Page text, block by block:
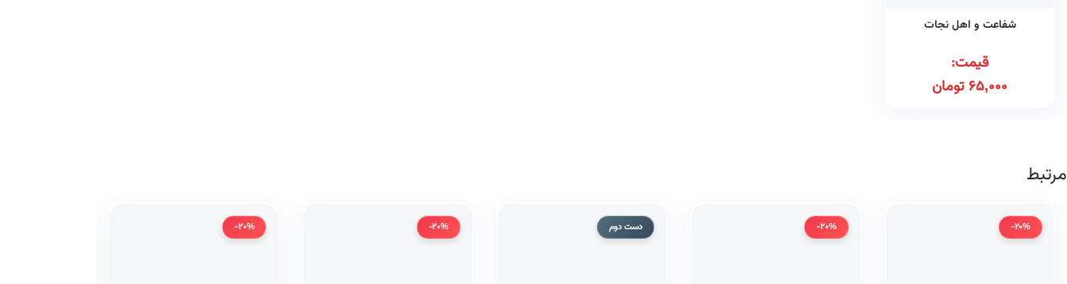
شفاعت و اهل نجات
قیمت:
65,000 تومان
مرتبط
-20%
-20% دست دوم -20%
-20%